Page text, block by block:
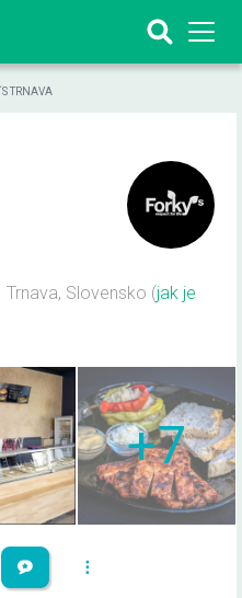
TRNAVA
Slovensko (jak je
+7